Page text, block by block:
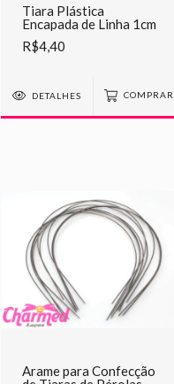
Tiara Plástica
Encapada de Linha 1cm
R$4,40
DETALHES COMPRAR
Arame para Confecção